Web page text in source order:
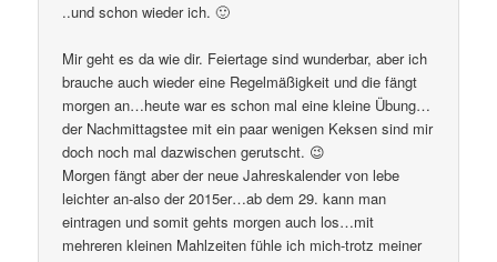
..und schon wieder ich. 🙂
Mir geht es da wie dir. Feiertage sind wunderbar, aber ich
brauche auch wieder eine Regelmäßigkeit und die fängt
morgen an…heute war es schon mal eine kleine Übung…
der Nachmittagstee mit ein paar wenigen Keksen sind mir
doch noch mal dazwischen gerutscht. 😉
Morgen fängt aber der neue Jahreskalender von lebe
leichter an-also der 2015er…ab dem 29. kann man
eintragen und somit gehts morgen auch los…mit
mehreren kleinen Mahlzeiten fühle ich mich-trotz meiner